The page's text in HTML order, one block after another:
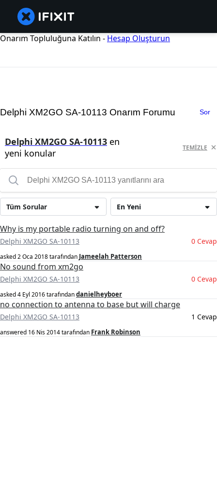
Onarım Topluluğuna Katılın - Hesap Oluşturun
Delphi XM2GO SA-10113 Onarım Forumu Sor
Delphi XM2GO SA-10113 en
yeni konular
TEMIZLE
En Yeni
Tüm Sorular
Why is my portable radio turning on and off?
Delphi XM2GO SA-10113 0 Cevap
asked2 Oca 2018tarafından Jameelah Patterson
No sound from xm2go
Delphi XM2GO SA-10113 0 Cevap
asked4 Eyl 2016tarafındandanielheyboer
no connection to antenna to base but will charge
Delphi XM2GO SA-10113 1 Cevap
answered 16 Nis 2014tarafından Frank Robinson